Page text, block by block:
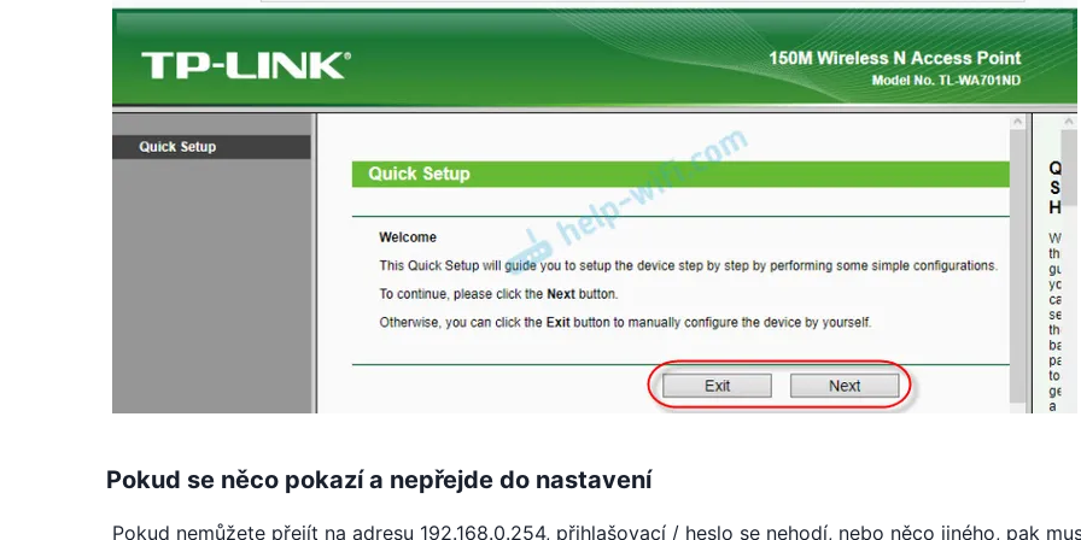
Pokud se něco pokazí a nepřejde do nastavení
Pokud nemůžete přejít na adresu 192.168.0.254, přihlašovací / heslo se nehodí, nebo něco jiného, ​​pak